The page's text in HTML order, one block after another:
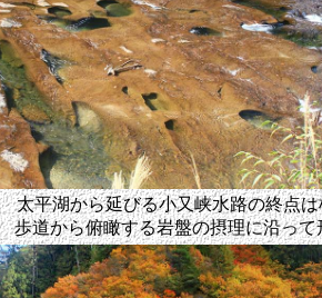
太平湖から延びる小又峡水路の終点
歩道から俯瞰する岩盤の摂理に沿っ